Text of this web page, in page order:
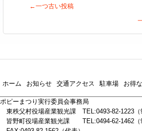
←一つ古い投稿
ホーム お知らせ 交通アクセス 駐車場 お得
ポピーまつり実行委員会事務局
東秩父村役場産業観光課 TEL:0493-82-1223（
皆野町役場産業観光課 TEL:0494-62-1462（